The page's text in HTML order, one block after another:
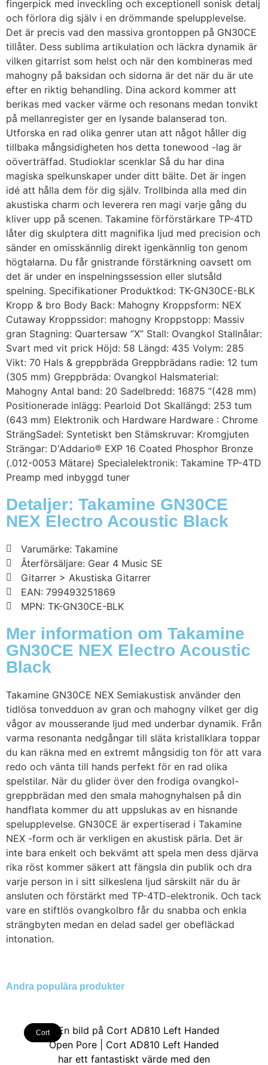
fingerpick med inveckling och exceptionell sonisk detalj
och förlora dig själv i en drömmande spelupplevelse.
Det är precis vad den massiva grontoppen på GN30CE
tillåter. Dess sublima artikulation och läckra dynamik är
vilken gitarrist som helst och när den kombineras med
mahogny på baksidan och sidorna är det när du är ute
efter en riktig behandling. Dina ackord kommer att
berikas med vacker värme och resonans medan tonvikt
på mellanregister ger en lysande balanserad ton.
Utforska en rad olika genrer utan att något håller dig
tillbaka mångsidigheten hos detta tonewood -lag är
oöverträffad. Studioklar scenklar Så du har dina
magiska spelkunskaper under ditt bälte. Det är ingen
idé att hålla dem för dig själv. Trollbinda alla med din
akustiska charm och leverera ren magi varje gång du
kliver upp på scenen. Takamine förförstärkare TP-4TD
låter dig skulptera ditt magnifika ljud med precision och
sänder en omisskännlig direkt igenkännlig ton genom
högtalarna. Du får gnistrande förstärkning oavsett om
det är under en inspelningssession eller slutsåld
spelning. Specifikationer Produktkod: TK-GN30CE-BLK
Kropp & bro Body Back: Mahogny Kroppsform: NEX
Cutaway Kroppssidor: mahogny Kroppstopp: Massiv
gran Stagning: Quartersaw ”X” Stall: Ovangkol Stallnålar:
Svart med vit prick Höjd: 58 Längd: 435 Volym: 285
Vikt: 70 Hals & greppbräda Greppbrädans radie: 12 tum
(305 mm) Greppbräda: Ovangkol Halsmaterial:
Mahogny Antal band: 20 Sadelbredd: 16875 ”(428 mm)
Positionerade inlägg: Pearloid Dot Skallängd: 253 tum
(643 mm) Elektronik och Hardware Hardware : Chrome
SträngSadel: Syntetiskt ben Stämskruvar: Kromgjuten
Strängar: D'Addario® EXP 16 Coated Phosphor Bronze
(.012-0053 Mätare) Specialelektronik: Takamine TP-4TD
Preamp med inbyggd tuner
Detaljer: Takamine GN30CE
NEX Electro Acoustic Black
Varumärke: Takamine
Återförsäljare: Gear 4 Music SE
Gitarrer > Akustiska Gitarrer
EAN: 799493251869
MPN: TK-GN30CE-BLK
Mer information om Takamine
GN30CE NEX Electro Acoustic
Black
Takamine GN30CE NEX Semiakustisk använder den
tidlösa tonvedduon av gran och mahogny vilket ger dig
vågor av mousserande ljud med underbar dynamik. Från
varma resonanta nedgångar till släta kristallklara toppar
du kan räkna med en extremt mångsidig ton för att vara
redo och vänta till hands perfekt för en rad olika
spelstilar. När du glider över den frodiga ovangkol-
greppbrädan med den smala mahognyhalsen på din
handflata kommer du att uppslukas av en hisnande
spelupplevelse. GN30CE är expertiserad i Takamine
NEX -form och är verkligen en akustisk pärla. Det är
inte bara enkelt och bekvämt att spela men dess djärva
rika röst kommer säkert att fängsla din publik och dra
varje person in i sitt silkeslena ljud särskilt när du är
ansluten och förstärkt med TP-4TD-elektronik. Och tack
vare en stiftlös ovangkolbro får du snabba och enkla
strängbyten medan en delad sadel ger obefläckad
intonation.
Andra populära produkter
Cort